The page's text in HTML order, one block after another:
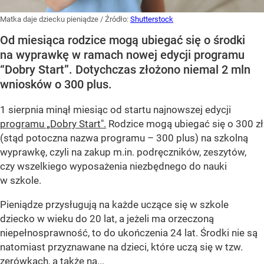
Matka daje dziecku pieniądze / Źródło: Shutterstock
Od miesiąca rodzice mogą ubiegać się o środki
na wyprawkę w ramach nowej edycji programu
“Dobry Start”. Dotychczas złożono niemal 2 mln
wniosków o 300 plus.
1 sierpnia minął miesiąc od startu najnowszej edycji
programu „Dobry Start". Rodzice mogą ubiegać się o 300 zł
(stąd potoczna nazwa programu – 300 plus) na szkolną
wyprawkę, czyli na zakup m.in. podręczników, zeszytów,
czy wszelkiego wyposażenia niezbędnego do nauki
w szkole.
Pieniądze przysługują na każde uczące się w szkole
dziecko w wieku do 20 lat, a jeżeli ma orzeczoną
niepełnosprawność, to do ukończenia 24 lat. Środki nie są
natomiast przyznawane na dzieci, które uczą się w tzw.
zerówkach, a także na...